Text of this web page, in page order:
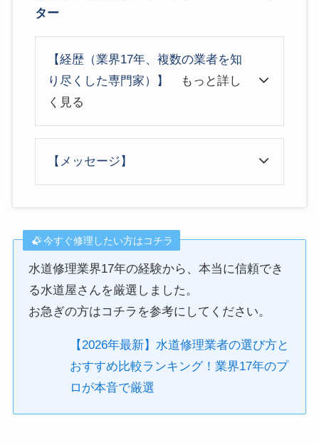
ター
【経歴（業界17年、複数の業者を知
り尽くした専門家）】
もっと詳し
く見る
【メッセージ】
今すぐ修理したい方はコチラ
水道修理業界17年の経験から、本当に信頼でき
る水道屋さんを厳選しました。
お急ぎの方はコチラを参考にしてください。
【2026年最新】水道修理業者の選び方と
おすすめ比較ランキング！業界17年のプ
ロが本音で厳選